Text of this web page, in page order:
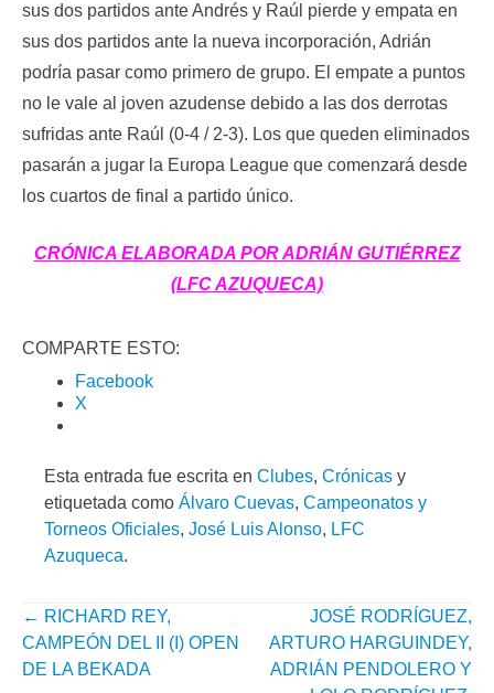
sus dos partidos ante Andrés y Raúl pierde y empata en
sus dos partidos ante la nueva incorporación, Adrián
podría pasar como primero de grupo. El empate a puntos
no le vale al joven azudense debido a las dos derrotas
sufridas ante Raúl (0-4 / 2-3). Los que queden eliminados
pasarán a jugar la Europa League que comenzará desde
los cuartos de final a partido único.
CRÓNICA ELABORADA POR ADRIÁN GUTIÉRREZ
(LFC AZUQUECA)
COMPARTE ESTO:
Facebook
X
Esta entrada fue escrita en Clubes, Crónicas y
etiquetada como Álvaro Cuevas, Campeonatos y
Torneos Oficiales, José Luis Alonso, LFC
Azuqueca.
NAVEGACIÓN
POR
← RICHARD REY,
CAMPEÓN DEL II (I) OPEN
DE LA BEKADA
JOSÉ RODRÍGUEZ,
ARTURO HARGUINDEY,
ADRIÁN PENDOLERO Y